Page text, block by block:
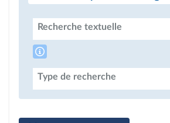
Recherche textuelle
Type de recherche